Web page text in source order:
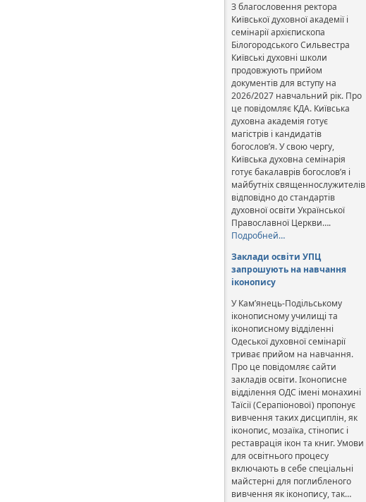
З благословення ректора
Київської духовної академії і
семінарії архієпископа
Білогородського Сильвестра
Київські духовні школи
продовжують прийом
документів для вступу на
2026/2027 навчальний рік. Про
це повідомляє КДА. Київська
духовна академія готує
магістрів і кандидатів
богослов’я. У свою чергу,
Київська духовна семінарія
готує бакалаврів богослов’я і
майбутніх священнослужителів
відповідно до стандартів
духовної освіти Української
Православної Церкви….
Подробней…
Заклади освіти УПЦ
запрошують на навчання
іконопису
У Кам’янець-Подільському
іконописному училищі та
іконописному відділенні
Одеської духовної семінарії
триває прийом на навчання.
Про це повідомляє сайти
закладів освіти. Іконописне
відділення ОДС імені монахині
Таїсії (Серапіонової) пропонує
вивчення таких дисциплін, як
іконопис, мозаїка, стінопис і
реставрація ікон та книг. Умови
для освітнього процесу
включають в себе спеціальні
майстерні для поглибленого
вивчення як іконопису, так…